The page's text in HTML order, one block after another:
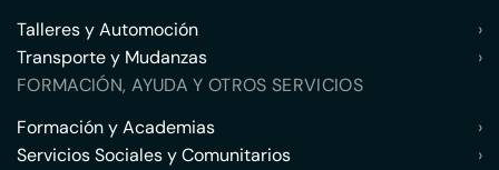
Talleres y Automoción
›
Transporte y Mudanzas
›
FORMACIÓN, AYUDA Y OTROS SERVICIOS
Formación y Academias
›
Servicios Sociales y Comunitarios
›